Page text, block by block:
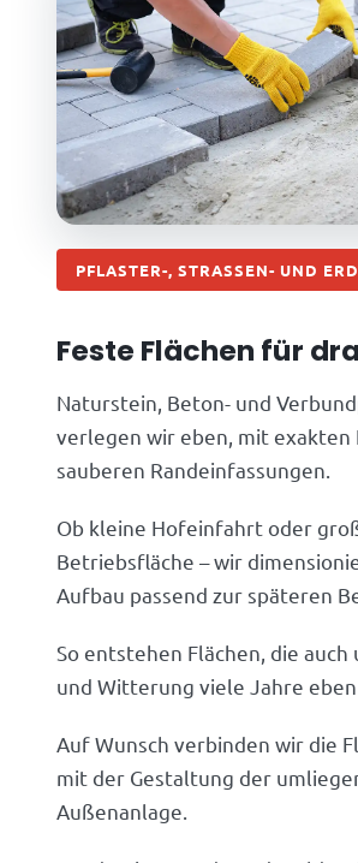
PFLASTER-, STRASSEN- UND
Feste Flächen für
Naturstein, Beton- und
verlegen wir eben, mit exakten
sauberen Randeinfassungen.
Ob kleine Hofeinfahrt oder
Betriebsfläche – wir
Aufbau passend zur späteren
So entstehen Flächen, die
und Witterung viele Jahre eben
Auf Wunsch verbinden wir die
mit der Gestaltung der
Außenanlage.